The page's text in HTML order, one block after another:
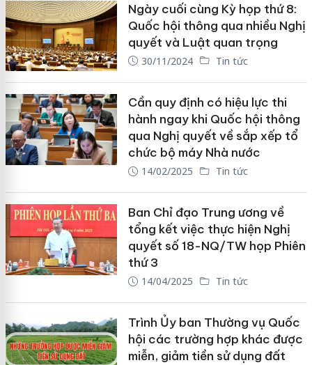
Ngày cuối cùng Kỳ họp thứ 8:
Quốc hội thông qua nhiều Nghị
quyết và Luật quan trọng
30/11/2024 Tin tức
Cần quy định có hiệu lực thi
hành ngay khi Quốc hội thông
qua Nghị quyết về sắp xếp tổ
chức bộ máy Nhà nước
14/02/2025 Tin tức
Ban Chỉ đạo Trung ương về
tổng kết việc thực hiện Nghị
quyết số 18-NQ/TW họp Phiên
thứ 3
14/04/2025 Tin tức
Trình Ủy ban Thường vụ Quốc
hội các trường hợp khác được
miễn, giảm tiền sử dụng đất